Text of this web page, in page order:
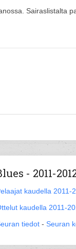
Sairaslistalta
- 2011-
kaudella 2011-
kaudella 2011-
tiedot - Seuran